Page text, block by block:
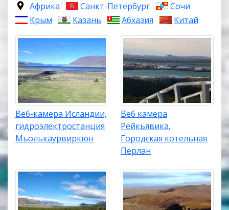
Африка
Санкт-Петербург
Сочи
Крым
Казань Абхазия Китай
Веб-камера Исландии,
гидроэлектростанция
Мьолькаурвиркюн
Веб камера
Рейкьявика,
Городская котельная
Перлан